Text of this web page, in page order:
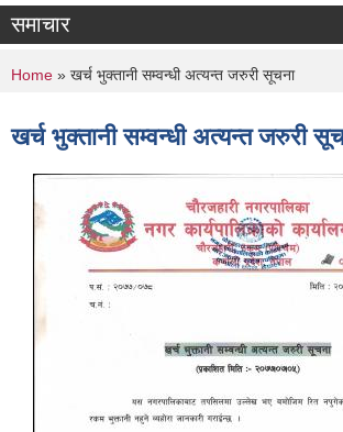
समाचार
You are here
Home » खर्च भुक्तानी सम्वन्धी अत्यन्त जरुरी सूचना
खर्च भुक्तानी सम्वन्धी अत्यन्त जरुरी